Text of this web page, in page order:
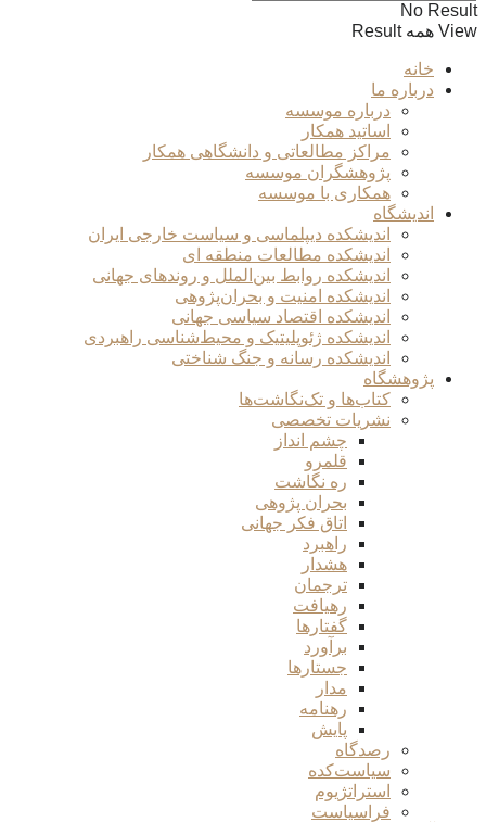
No Result
View همه Result
خانه
درباره ما
درباره موسسه
اساتید همکار
مراکز مطالعاتی و دانشگاهی همکار
پژوهشگران موسسه
همکاری با موسسه
اندیشگاه
اندیشکده دیپلماسی و سیاست خارجی ایران
اندیشکده مطالعات منطقه ای
اندیشکده روابط بین‌الملل و روندهای جهانی
اندیشکده امنیت و بحران‌پژوهی
اندیشکده اقتصاد سیاسی جهانی
اندیشکده ژئوپلیتیک و محیط‌شناسی راهبردی
اندیشکده رسانه و جنگ شناختی
پژوهشگاه
کتاب‌ها و تک‌نگاشت‌ها
نشریات تخصصی
چشم انداز
قلمرو
ره نگاشت
بحران پژوهی
اتاق فکر جهانی
راهبرد
هشدار
ترجمان
رهیافت
گفتارها
برآورد
جستارها
مدار
رهنامه
پایش
رصدگاه
سیاست‌کده
استراتژیوم
فراسیاست